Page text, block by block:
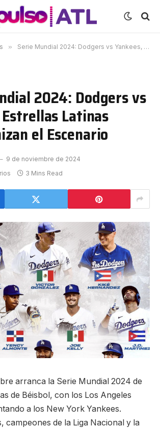
» Serie Mundial 2024: Dodgers vs Yankees, Estrellas Latinas Protagonizan el Escenario
2024: Dodgers vs
Latinas
el Escenario
9 de noviembre de 2024
3 Mins Read
arranca la Serie Mundial 2024 de
de Béisbol, con los Los Angeles
a los New York Yankees.
campeones de la Liga Nacional y la